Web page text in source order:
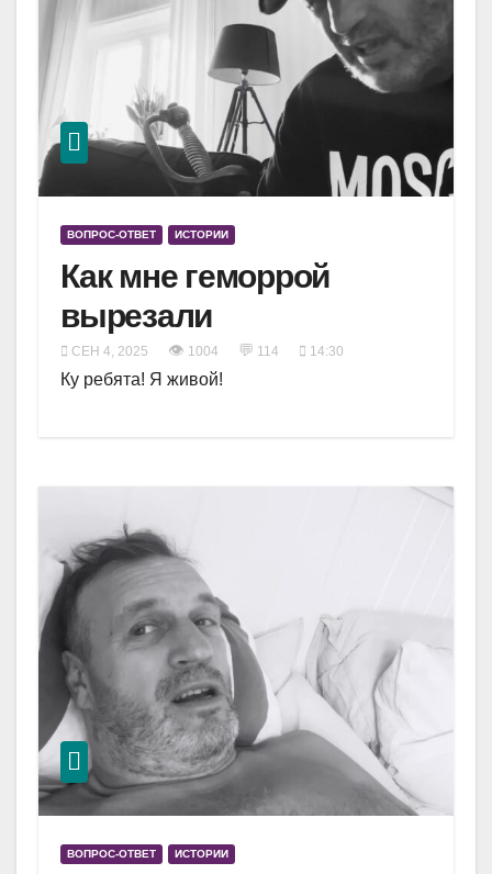
ВОПРОС-ОТВЕТ ИСТОРИИ
Как мне геморрой
вырезали
СЕН 4, 2025 👁 1004 💬 114 14:30
Ку ребята! Я живой!
ВОПРОС-ОТВЕТ ИСТОРИИ